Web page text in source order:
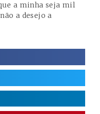
a minha seja mil
a desejo a